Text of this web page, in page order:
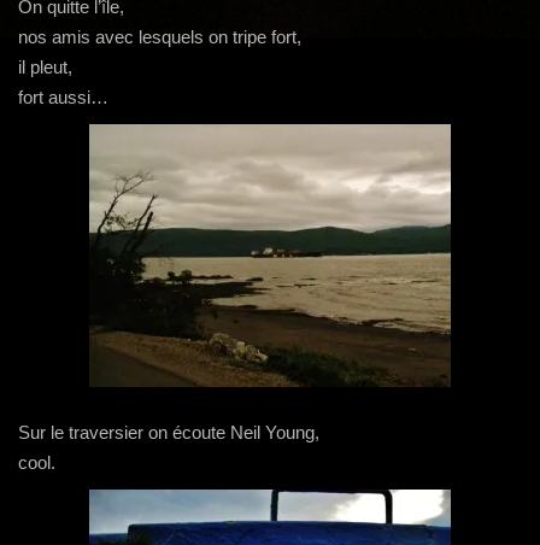
On quitte l’île,
nos amis avec lesquels on tripe fort,
il pleut,
fort aussi…
Sur le traversier on écoute Neil Young,
cool.